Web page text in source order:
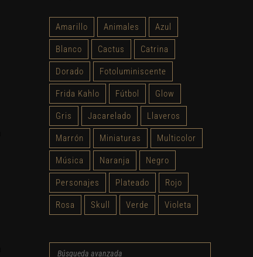
Amarillo Animales Azul
Blanco Cactus Catrina
Dorado Fotoluminiscente
Frida Kahlo Fútbol Glow
Gris Jacarelado Llaveros
Marrón Miniaturas Multicolor
Música Naranja Negro
Personajes Plateado Rojo
Rosa Skull Verde Violeta
Búsqueda